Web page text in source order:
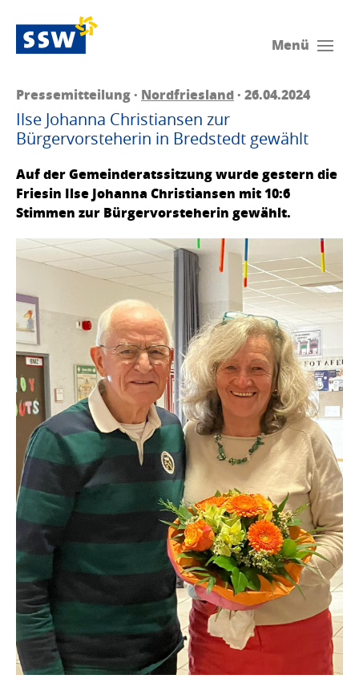
Menü
Pressemitteilung · Nordfriesland· 26.04.2024
Ilse Johanna Christiansen zur
Bürgervorsteherin in Bredstedt gewählt
Auf der Gemeinderatssitzung wurde gestern die
Friesin Ilse Johanna Christiansen mit 10:6
Stimmen zur Bürgervorsteherin gewählt.